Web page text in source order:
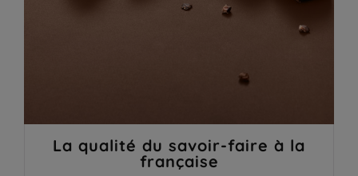
La qualité du savoir-faire à la
française